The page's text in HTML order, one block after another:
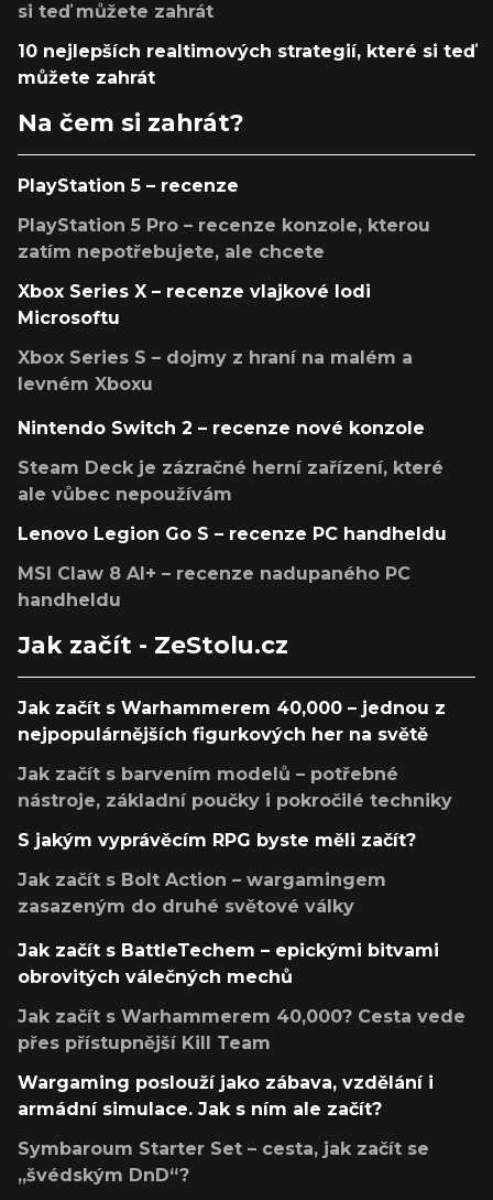
si teď můžete zahrát
10 nejlepších realtimových strategií, které si teď
můžete zahrát
Na čem si zahrát?
PlayStation 5 – recenze
PlayStation 5 Pro – recenze konzole, kterou
zatím nepotřebujete, ale chcete
Xbox Series X – recenze vlajkové lodi
Microsoftu
Xbox Series S – dojmy z hraní na malém a
levném Xboxu
Nintendo Switch 2 – recenze nové konzole
Steam Deck je zázračné herní zařízení, které
ale vůbec nepoužívám
Lenovo Legion Go S – recenze PC handheldu
MSI Claw 8 AI+ – recenze nadupaného PC
handheldu
Jak začít - ZeStolu.cz
Jak začít s Warhammerem 40,000 – jednou z
nejpopulárnějších figurkových her na světě
Jak začít s barvením modelů – potřebné
nástroje, základní poučky i pokročilé techniky
S jakým vyprávěcím RPG byste měli začít?
Jak začít s Bolt Action – wargamingem
zasazeným do druhé světové války
Jak začít s BattleTechem – epickými bitvami
obrovitých válečných mechů
Jak začít s Warhammerem 40,000? Cesta vede
přes přístupnější Kill Team
Wargaming poslouží jako zábava, vzdělání i
armádní simulace. Jak s ním ale začít?
Symbaroum Starter Set – cesta, jak začít se
„švédským DnD“?